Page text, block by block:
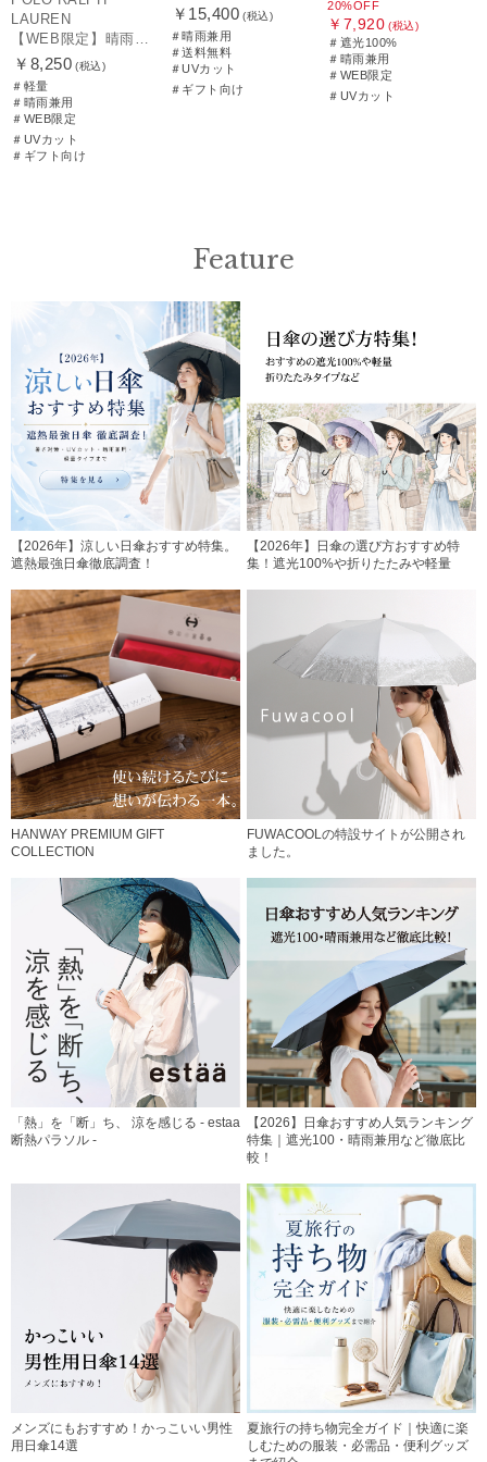
LAUREN
￥8,250 (税込)
＃軽量
＃晴雨兼用
＃WEB限定
＃UVカット
＃ギフト向け
￥15,400 (税込)
＃晴雨兼用
＃送料無料
＃UVカット
＃ギフト向け
20%OFF
￥7,920 (税込)
＃遮光100%
＃晴雨兼用
＃WEB限定
＃UVカット
Feature
【2026年】涼しい日傘おすすめ特集。
遮熱最強日傘徹底調査！
【2026年】日傘の選び方おすすめ特
集！遮光100%や折りたたみや軽量
HANWAY PREMIUM GIFT
COLLECTION
FUWACOOLの特設サイトが公開され
ました。
「熱」を「断」ち、 涼を感じる - estaa
断熱パラソル -
【2026】日傘おすすめ人気ランキング
特集｜遮光100・晴雨兼用など徹底比
較！
メンズにもおすすめ！かっこいい男性
用日傘14選
夏旅行の持ち物完全ガイド｜快適に楽
しむための服装・必需品・便利グッズ